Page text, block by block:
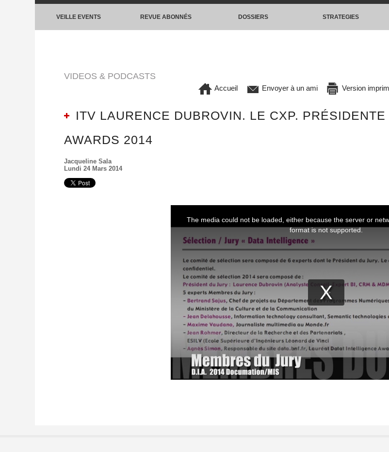
VEILLE EVENTS REVUE ABONNÉS DOSSIERS STRATEGIES
VIDEOS & PODCASTS
Accueil Envoyer à un ami Version
ITV LAURENCE DUBROVIN. LE CXP.
AWARDS 2014
Jacqueline Sala
Lundi 24 Mars 2014